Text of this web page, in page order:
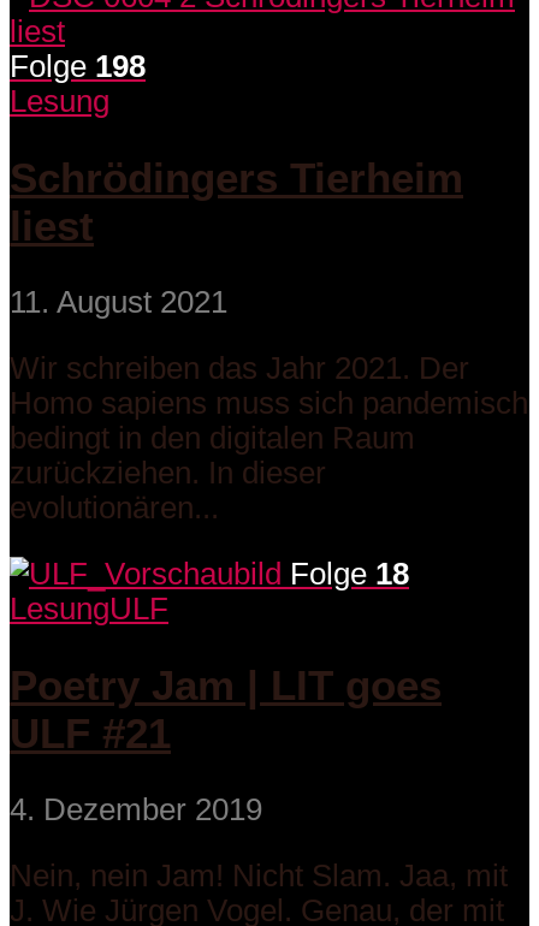
Folge 198
Lesung
Schrödingers Tierheim
liest
11. August 2021
Wir schreiben das Jahr 2021. Der
Homo sapiens muss sich pandemisch
bedingt in den digitalen Raum
zurückziehen. In dieser
evolutionären...
Folge 18
LesungULF
Poetry Jam | LIT goes
ULF #21
4. Dezember 2019
Nein, nein Jam! Nicht Slam. Jaa, mit
J. Wie Jürgen Vogel. Genau, der mit